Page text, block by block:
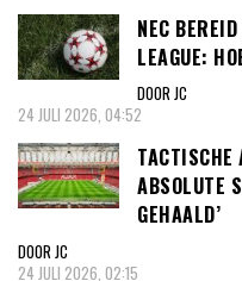
NEC
LEAGUE:
DOOR JC
24 JULI 2026, 04:52
TACTISCHE
ABSOLUTE
GEHAALD’
DOOR JC
24 JULI 2026, 02:15